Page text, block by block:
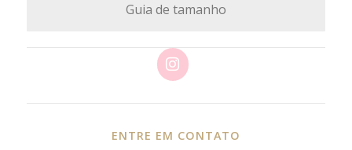
Guia de tamanho
ENTRE EM CONTATO